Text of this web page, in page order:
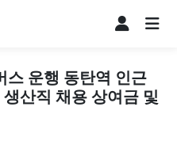
스 운행 동탄역 인근
산직 채용 상여금 및